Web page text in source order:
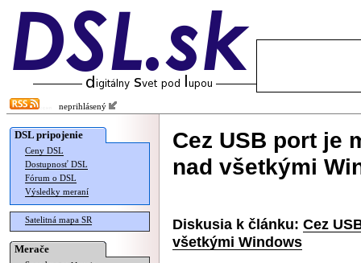
neprihlásený
DSL pripojenie
Ceny DSL
Dostupnosť DSL
Fórum o DSL
Výsledky meraní
Satelitná mapa SR
Merače
Cez USB port je
nad všetkými
Diskusia k článku: Cez
všetkými Windows